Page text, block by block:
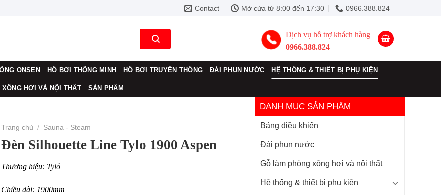
Contact Mở cửa từ 8:00 đến 17:30 0966.388.824
Dịch vụ hỗ trợ khách hàng
0966.388.824
ONSEN HỒ BƠI THÔNG MINH HỒ BƠI TRUYỀN THỐNG ĐÀI PHUN NƯỚC HỆ THỐNG & THIẾT BỊ PHỤ KIỆN
HƠI VÀ NỘI THẤT SẢN PHẨM
DANH MỤC SẢN PHẨM
Bảng điều khiển
Đài phun nước
Gỗ làm phòng xông hơi và nội thất
Hệ thống & thiết bị phụ kiện
Trang chủ / Sauna - Steam
Đèn Silhouette Line Tylo 1900 Aspen
Thương hiệu: Tylö
Chiều dài: 1900mm